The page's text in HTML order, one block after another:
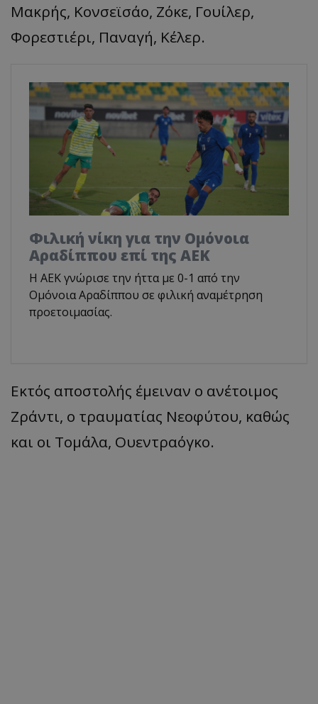
Μακρής, Κονσεϊσάο, Ζόκε, Γουίλερ,
Φορεστιέρι, Παναγή, Κέλερ.
Φιλική νίκη για την Ομόνοια
Αραδίππου επί της ΑΕΚ
Η ΑΕΚ γνώρισε την ήττα με 0-1 από την
Ομόνοια Αραδίππου σε φιλική αναμέτρηση
προετοιμασίας.
Εκτός αποστολής έμειναν ο ανέτοιμος
Ζράντι, ο τραυματίας Νεοφύτου, καθώς
και οι Τομάλα, Ουεντραόγκο.